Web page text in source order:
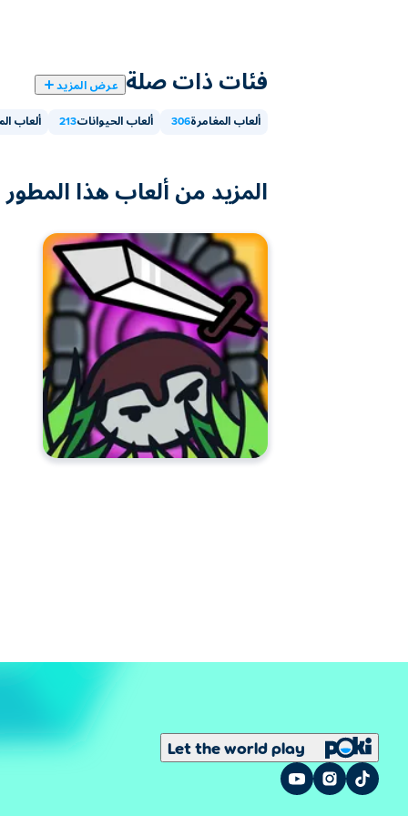
فئات ذات صلة عرض المزيد
ألعاب المغامرة306 ألعاب الحيوانات213 ألعاب
المزيد من ألعاب هذا المطور
Let the world play